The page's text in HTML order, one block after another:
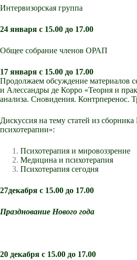
Интервизорская группа
24 января с 15.00 до 17.00
Общее собрание членов ОРАП
17 января с 15.00 до 17.00
Продолжаем обсуждение материалов
и Алессандры де Корро «Теория и
анализа. Сновидения. Контрперенос.
Дискуссия на тему статей из
психотерапии»:
Психотерапия и мировоззрение
Медицина и психотерапия
Психотерапия сегодня
27декабря с 15.00 до 17.00
Празднование Нового года
20 декабря с 15.00 до 17.00